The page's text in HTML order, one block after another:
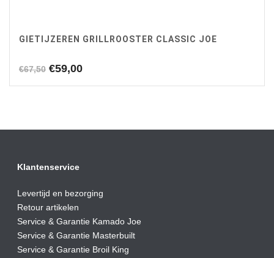
GIETIJZEREN GRILLROOSTER CLASSIC JOE
€67,50 Oorspronkelijke
€59,00Huidige
Klantenservice
Levertijd en bezorging
Retour artikelen
Service & Garantie Kamado Joe
Service & Garantie Masterbuilt
Service & Garantie Broil King